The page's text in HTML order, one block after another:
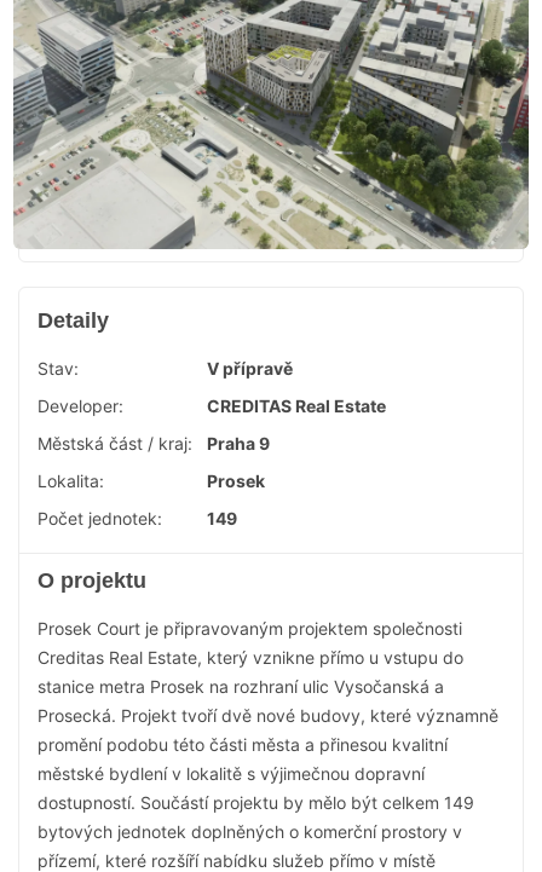
Detaily
Stav:
V přípravě
Developer:
CREDITAS Real Estate
Městská část / kraj:
Praha 9
Lokalita:
Prosek
Počet jednotek:
149
O projektu
Prosek Court je připravovaným projektem společnosti
Creditas Real Estate, který vznikne přímo u vstupu do
stanice metra Prosek na rozhraní ulic Vysočanská a
Prosecká. Projekt tvoří dvě nové budovy, které významně
promění podobu této části města a přinesou kvalitní
městské bydlení v lokalitě s výjimečnou dopravní
dostupností. Součástí projektu by mělo být celkem 149
bytových jednotek doplněných o komerční prostory v
přízemí, které rozšíří nabídku služeb přímo v místě